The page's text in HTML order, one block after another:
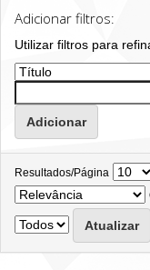
Adicionar filtros:
Utilizar filtros para
Resultados/Página